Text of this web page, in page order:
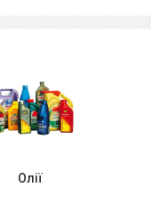
Олії